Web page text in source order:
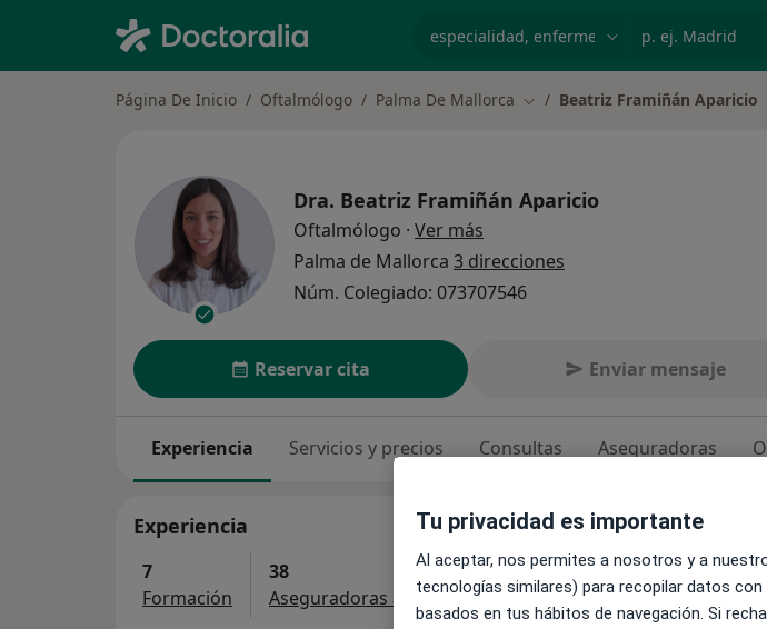
Página De Inicio Oftalmólogo Palma De Mallorca Cambiar de ciudad
Beatriz Framiñán Aparicio
Dra. Beatriz Framiñán Aparicio
Oftalmólogo · Ver más
Palma de Mallorca 3 direcciones
Núm. Colegiado: 073707546
Reservar cita Enviar mensaje
Experiencia Servicios y precios Consultas Aseguradoras
Experiencia
7
Formación
38
Aseguradoras aceptadas
Tu privacidad es importante
Al aceptar, nos permites a nosotros y a
tecnologías similares) para recopilar datos
basados en tus hábitos de navegación. Si